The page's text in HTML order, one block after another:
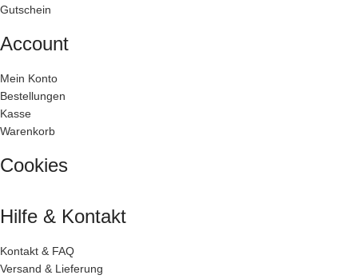
Gutschein
Account
Mein Konto
Bestellungen
Kasse
Warenkorb
Cookies
Hilfe & Kontakt
Kontakt & FAQ
Versand & Lieferung